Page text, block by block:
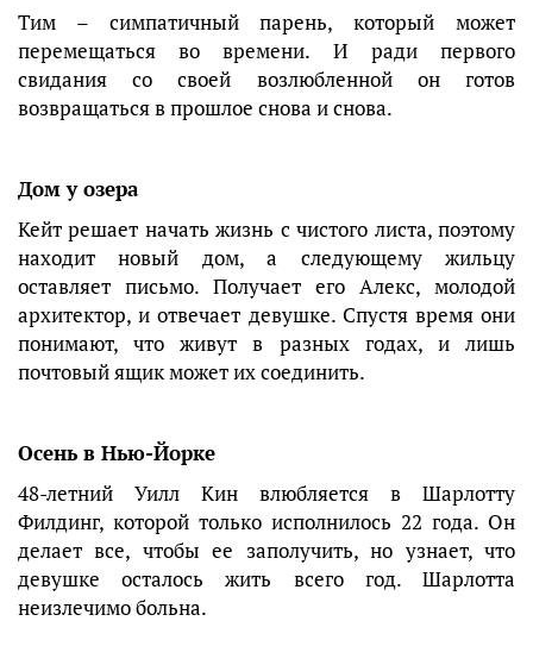
Тим – симпатичный парень, который может
перемещаться во времени. И ради первого
свидания со своей возлюбленной он готов
возвращаться в прошлое снова и снова.
Дом у озера
Кейт решает начать жизнь с чистого листа, поэтому
находит новый дом, а следующему жильцу
оставляет письмо. Получает его Алекс, молодой
архитектор, и отвечает девушке. Спустя время они
понимают, что живут в разных годах, и лишь
почтовый ящик может их соединить.
Осень в Нью-Йорке
48-летний Уилл Кин влюбляется в Шарлотту
Филдинг, которой только исполнилось 22 года. Он
делает все, чтобы ее заполучить, но узнает, что
девушке осталось жить всего год. Шарлотта
неизлечимо больна.